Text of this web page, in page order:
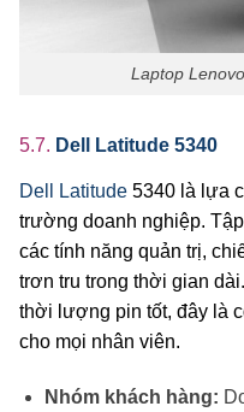
Laptop
5.7. Dell Latitude 5340
Dell Latitude 5340 là lựa
trường doanh nghiệp.
các tính năng quản trị,
trơn tru trong thời gian
thời lượng pin tốt, đây là
cho mọi nhân viên.
Nhóm khách hàng: